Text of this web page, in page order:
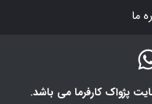
ما
پژواک کارفرما می باشد.